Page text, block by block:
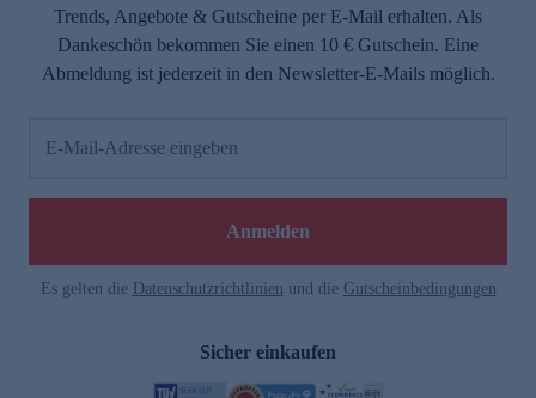
Trends, Angebote & Gutscheine per E-Mail erhalten. Als
Dankeschön bekommen Sie einen 10 € Gutschein. Eine
Abmeldung ist jederzeit in den Newsletter-E-Mails möglich.
E-Mail-Adresse eingeben
Anmelden
Es gelten die Datenschutzrichtlinien und die Gutscheinbedingungen
Sicher einkaufen